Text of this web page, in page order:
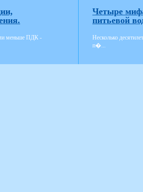
меньше ПДК -
Четыре
питьевой
Несколько
п�...